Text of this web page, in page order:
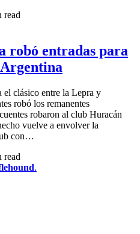
read
robó entradas para
el clásico entre la Lepra y
robó los remanentes
robaron al club Huracán
vuelve a envolver la
con…
read
.